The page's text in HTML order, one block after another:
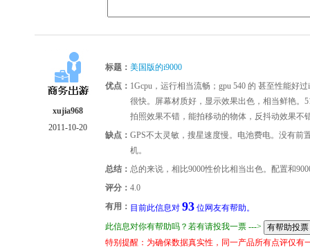
xujia968
2011-10-20
标题： 美国版的i9000
优点： 1Gcpu，运行相当流畅；gpu 540 的 甚至性能好
很快。屏幕材质好，显示效果出色，相当鲜艳。
拍照效果不错，能拍移动的物体，反抖动效果不
缺点： GPS不太灵敏，搜星速度慢。电池费电。没有前
机。
总结： 总的来说，相比9000性价比相当出色。配置和
评分： 4.0
有用： 目前此信息对 93 位网友有帮助。
此信息对你有帮助吗？若有请投我一票 --->
特别提醒：为确保数据真实性，同一产品所有点评仅有